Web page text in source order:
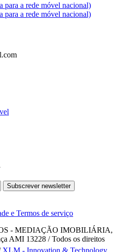
para a rede móvel nacional)
para a rede móvel nacional)
Subscrever newsletter
e Termos de serviço
- MEDIAÇÃO IMOBILIÁRIA,
AMI 13228 / Todos os direitos
XLM - Innovation & Technology